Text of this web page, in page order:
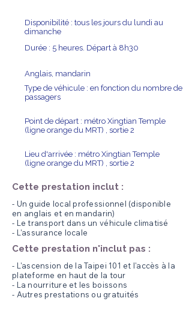
Disponibilité : tous les jours du lundi au
dimanche
Durée : 5 heures. Départ à 8h30
Anglais, mandarin
Type de véhicule : en fonction du nombre de
passagers
Point de départ : métro Xingtian Temple
(ligne orange du MRT) , sortie 2
Lieu d'arrivée : métro Xingtian Temple
(ligne orange du MRT) , sortie 2
Cette prestation inclut :
- Un guide local professionnel (disponible
en anglais et en mandarin)
- Le transport dans un véhicule climatisé
- L'assurance locale
Cette prestation n'inclut pas :
- L'ascension de la Taipei 101 et l'accès à la
plateforme en haut de la tour
- La nourriture et les boissons
- Autres prestations ou gratuités